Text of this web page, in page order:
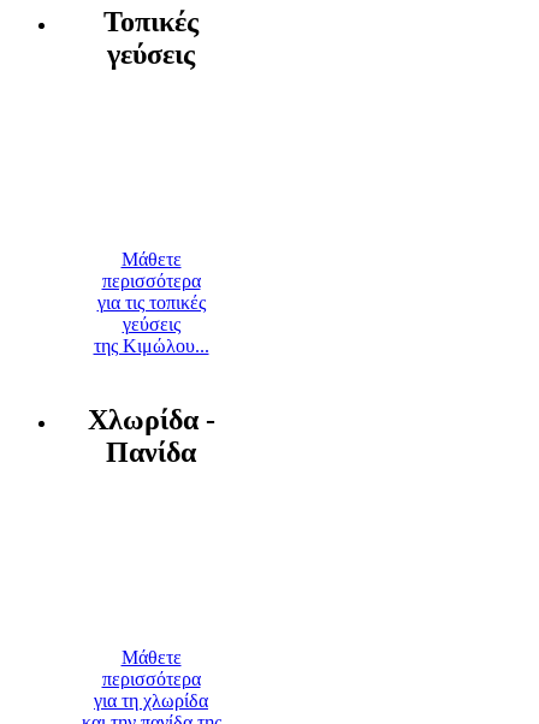
Τοπικές
γεύσεις
Μάθετε
περισσότερα
για τις τοπικές
γεύσεις
της Κιμώλου...
Χλωρίδα -
Πανίδα
Μάθετε
περισσότερα
για τη χλωρίδα